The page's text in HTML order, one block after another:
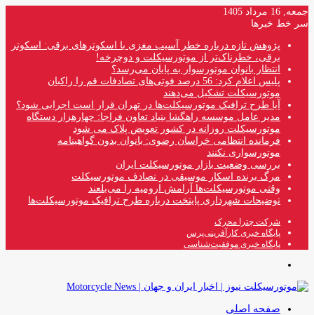
جمعه, 16 مرداد 1405
سر خط خبرها
پژوهش تازه درباره خطر آسیب مغزی با اسکوترهای برقی: اسکوتر
برقی، خطرناک‌تر از موتورسیکلت و دوچرخه!
انتظار بانوان موتورسوار به پایان می‌رسد؟
پلیس اعلام کرد: 56 درصد فوتی‌های تصادفات قم را راکبان
موتورسیکلت تشکیل می‌دهند
آیا طرح ترافیک موتورسیکلت‌ها در تهران قرار است اجرایی شود؟
مدیر عامل موسسه راهگشا بنیاد تعاون فراجا: چهارهزار دستگاه
موتورسیکلت روزانه در کشور تعویض پلاک می شود
فرمانده انتظامی خراسان رضوی: بانوان بدون گواهینامه
موتورسواری نکنند
بررسی وضعیت بازار موتورسیکلت ایران
مرگ برنده اسکار موسیقی در تصادف موتورسیکلت
وقتی موتورسیکلت‌ها آرامش ارومیه را می‌بلعند
توضیحات شهرداری پایتخت درباره طرح ترافیک موتورسیکلت‌ها
شرکت چترا محرک
پایگاه خبری کارآفرینی‌پرس
پایگاه خبری موفقیت‌شناسی
صفحه اصلی